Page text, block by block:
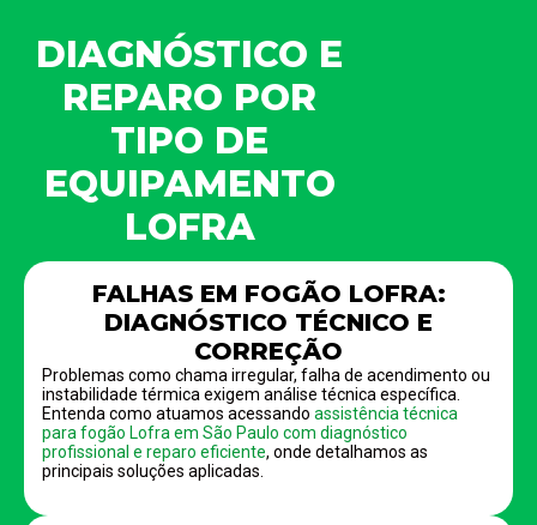
DIAGNÓSTICO E
REPARO POR
TIPO DE
EQUIPAMENTO
LOFRA
FALHAS EM FOGÃO LOFRA:
DIAGNÓSTICO TÉCNICO E
CORREÇÃO
Problemas como chama irregular, falha de acendimento ou
instabilidade térmica exigem análise técnica específica.
Entenda como atuamos acessando assistência técnica
para fogão Lofra em São Paulo com diagnóstico
profissional e reparo eficiente, onde detalhamos as
principais soluções aplicadas.